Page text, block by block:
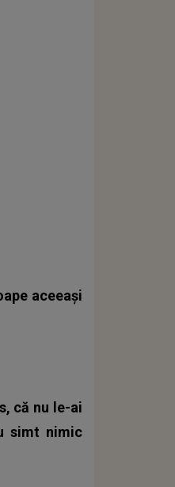
aceeași
că nu le-ai
simt nimic